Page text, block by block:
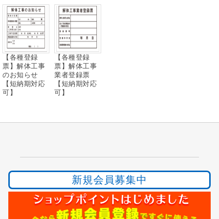
【各種登録
票】解体工事
のお知らせ
【短納期対応
可】
【各種登録
票】解体工事
業者登録票
【短納期対応
可】
新規会員募集中